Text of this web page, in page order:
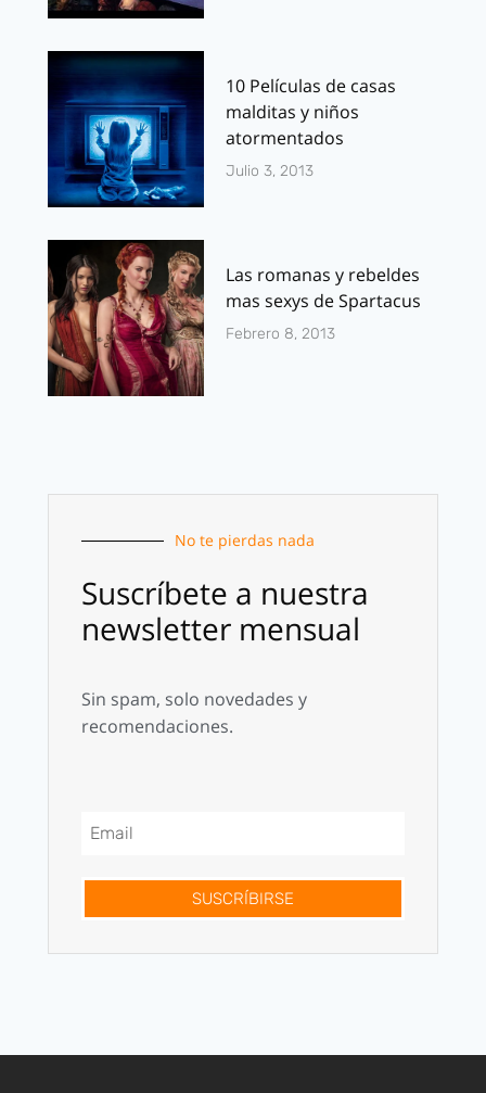
10 Películas de casas
malditas y niños
atormentados
Julio 3, 2013
Las romanas y rebeldes
mas sexys de Spartacus
Febrero 8, 2013
No te pierdas nada
Suscríbete a nuestra
newsletter mensual
Sin spam, solo novedades y
recomendaciones.
SUSCRÍBIRSE